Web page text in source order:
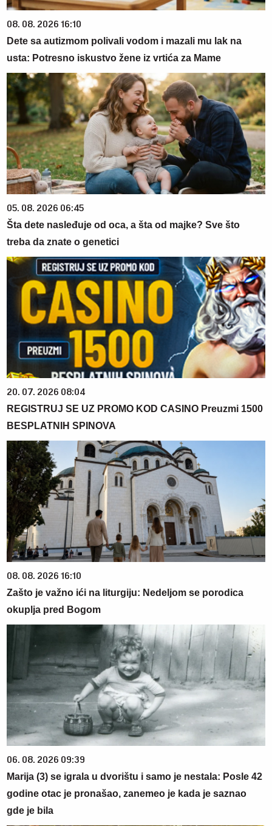
08. 08. 2026 16:10
Dete sa autizmom polivali vodom i mazali mu lak na
usta: Potresno iskustvo žene iz vrtića za Mame
05. 08. 2026 06:45
Šta dete nasleđuje od oca, a šta od majke? Sve što
treba da znate o genetici
20. 07. 2026 08:04
REGISTRUJ SE UZ PROMO KOD CASINO Preuzmi 1500
BESPLATNIH SPINOVA
08. 08. 2026 16:10
Zašto je važno ići na liturgiju: Nedeljom se porodica
okuplja pred Bogom
06. 08. 2026 09:39
Marija (3) se igrala u dvorištu i samo je nestala: Posle 42
godine otac je pronašao, zanemeo je kada je saznao
gde je bila